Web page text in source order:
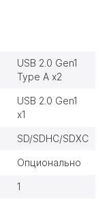
USB 2.0 Gen1
Type A x2
USB 2.0 Gen1
x1
SD/SDHC/SDXC
Опционально
1